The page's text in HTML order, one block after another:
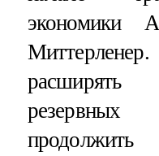
экономики
резервных